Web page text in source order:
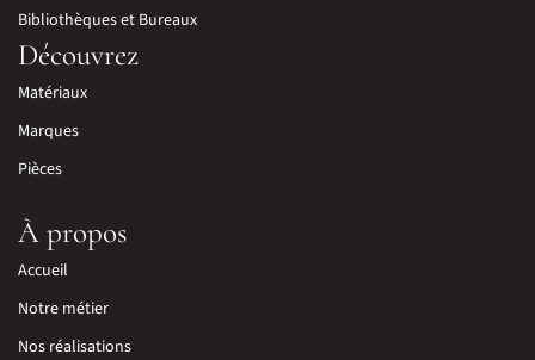
Bibliothèques et Bureaux
Découvrez
Matériaux
Marques
Pièces
À propos
Accueil
Notre métier
Nos réalisations